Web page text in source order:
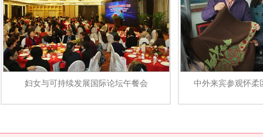
妇女与可持续发展国际论坛午餐会 中外来宾参观怀柔